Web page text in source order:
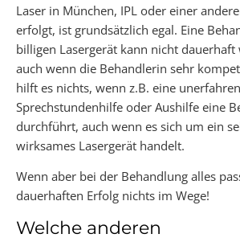
Laser in München, IPL oder einer
erfolgt, ist grundsätzlich egal. Eine
billigen Lasergerät kann nicht dauerhaft
auch wenn die Behandlerin sehr
hilft es nichts, wenn z.B. eine
Sprechstundenhilfe oder Aushilfe eine
durchführt, auch wenn es sich um ein
wirksames Lasergerät handelt.
Wenn aber bei der Behandlung alles
dauerhaften Erfolg nichts im Wege!
Welche anderen